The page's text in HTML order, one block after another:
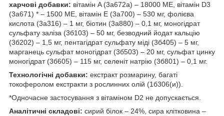
харчові добавки: вітамін A (3a672a) – 18000 ME, вітамін D3
(3a671) * – 1500 ME, вітамін E (3a700) – 530 мг, фолієва
кислота (3a316) – 1 мг, біотин (3a880) – 0,1 мг, моногідрат
сульфату заліза (3б103) – 50 мг, безводний йодат кальцію
(3б202) – 1,5 мг, пентагідрат сульфату міді (3б405) – 5 мг,
марганець сульфат моногідрат (3б503) – 20 мг, сульфат цинку
моногідрат (3б605) – 115 мг, селеніт натрію (3б801) – 0,1 мг.
Технологічні добавки: екстракт розмарину, багаті
токоферолом екстракти з рослинних олій (1б306(и)).
*Одночасне застосування з вітаміном D2 не допускається.
Аналітичні складові: сирий білок – 24%, сира клітковина –